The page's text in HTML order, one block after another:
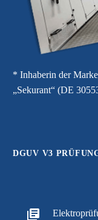
* Inhaberin der
„Sekurant“ (DE
DGUV V3